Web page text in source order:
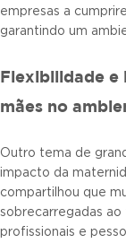
empresas a
garantindo um
Flexibilidade e
mães no
Outro tema de
impacto da
compartilhou que
sobrecarregadas ao
profissionais e